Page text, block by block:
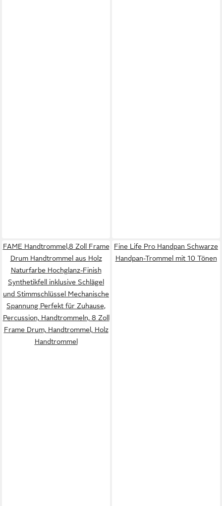
FAME Handtrommel,8 Zoll Frame
Drum Handtrommel aus Holz
Naturfarbe Hochglanz-Finish
Synthetikfell inklusive Schlägel
und Stimmschlüssel Mechanische
Spannung Perfekt für Zuhause,
Percussion, Handtrommeln, 8 Zoll
Frame Drum, Handtrommel, Holz
Handtrommel
Fine Life Pro Handpan Schwarze
Handpan-Trommel mit 10 Tönen